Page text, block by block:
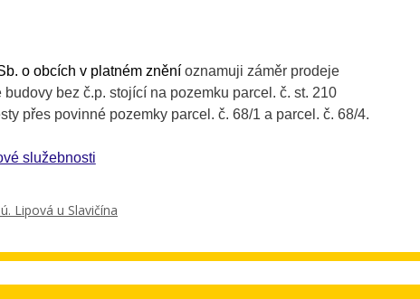
o obcích v platném znění oznamuji záměr prodeje
bez č.p. stojící na pozemku parcel. č. st. 210
přes povinné pozemky parcel. č. 68/1 a parcel. č. 68/4.
služebnosti
Lipová u Slavičína